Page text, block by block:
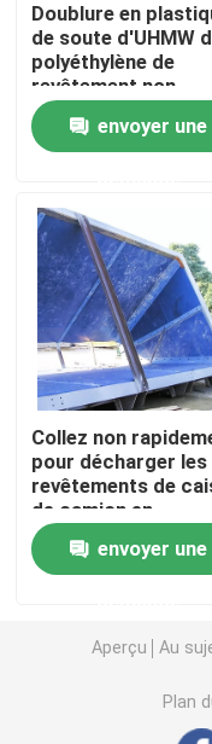
Feuilles de
Revêtement
Protections en
Rouleaux en
Panneau de
Feuille en plastique
Feuille en
Pièces en
Doublure en
de soute d'UHMW
polyéthylène de
revêtement non
collant de
pour la soute de
charbon
envoyer une
Collez non
pour décharger les
revêtements de
de camion en
plastique composés
de décharge du
polyéthylène
envoyer une
Aperçu Au
Plan